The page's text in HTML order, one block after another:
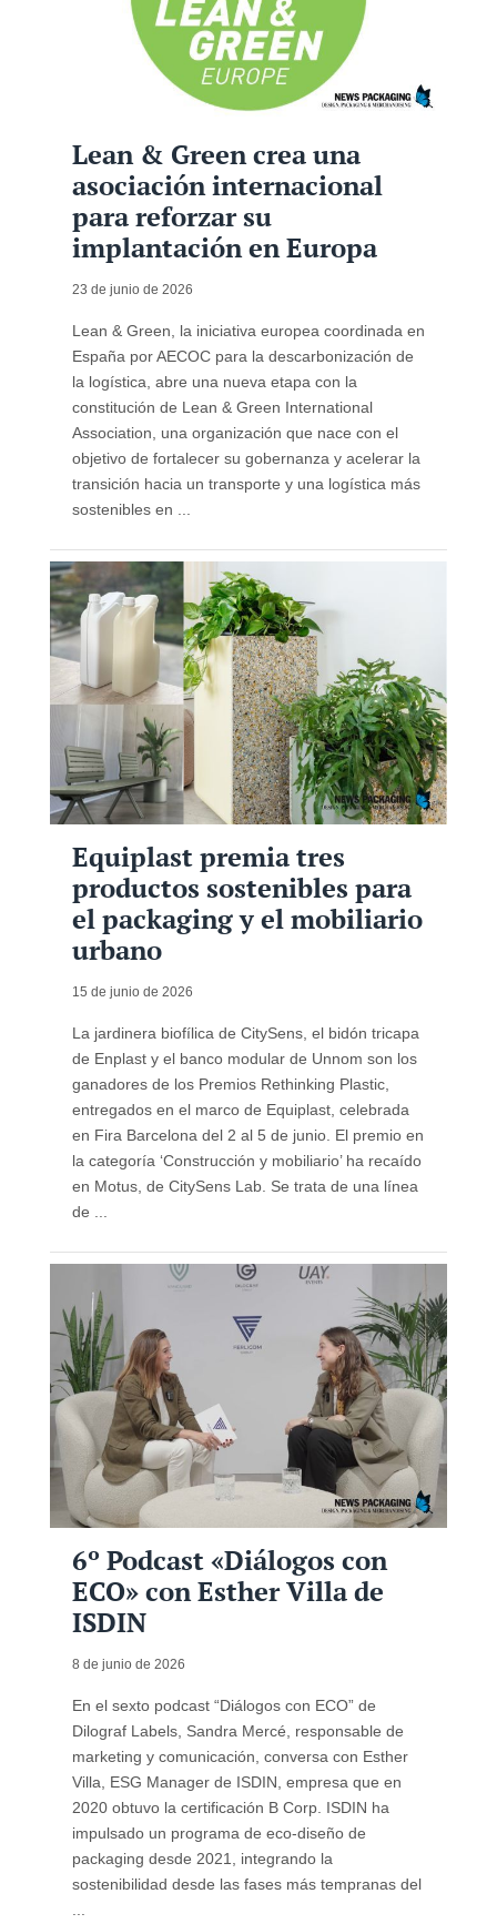
Lean & Green crea una
asociación internacional
para reforzar su
implantación en Europa
23 de junio de 2026
Lean & Green, la iniciativa europea coordinada en
España por AECOC para la descarbonización de
la logística, abre una nueva etapa con la
constitución de Lean & Green International
Association, una organización que nace con el
objetivo de fortalecer su gobernanza y acelerar la
transición hacia un transporte y una logística más
sostenibles en ...
Equiplast premia tres
productos sostenibles para
el packaging y el mobiliario
urbano
15 de junio de 2026
La jardinera biofílica de CitySens, el bidón tricapa
de Enplast y el banco modular de Unnom son los
ganadores de los Premios Rethinking Plastic,
entregados en el marco de Equiplast, celebrada
en Fira Barcelona del 2 al 5 de junio. El premio en
la categoría ‘Construcción y mobiliario’ ha recaído
en Motus, de CitySens Lab. Se trata de una línea
de ...
6º Podcast «Diálogos con
ECO» con Esther Villa de
ISDIN
8 de junio de 2026
En el sexto podcast “Diálogos con ECO” de
Dilograf Labels, Sandra Mercé, responsable de
marketing y comunicación, conversa con Esther
Villa, ESG Manager de ISDIN, empresa que en
2020 obtuvo la certificación B Corp. ISDIN ha
impulsado un programa de eco-diseño de
packaging desde 2021, integrando la
sostenibilidad desde las fases más tempranas del